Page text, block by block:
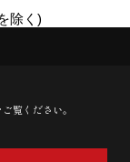
除く)
ご覧ください。